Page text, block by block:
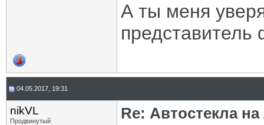
А ты меня
04.05.2017, 19:31
nikVL
Продвинутый
Re: Автостекла